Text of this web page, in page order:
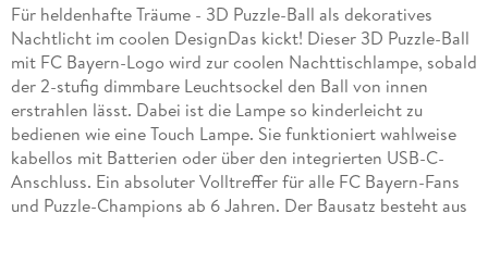
Für heldenhafte Träume - 3D Puzzle-Ball als dekoratives
Nachtlicht im coolen DesignDas kickt! Dieser 3D Puzzle-Ball
mit FC Bayern-Logo wird zur coolen Nachttischlampe, sobald
der 2-stufig dimmbare Leuchtsockel den Ball von innen
erstrahlen lässt. Dabei ist die Lampe so kinderleicht zu
bedienen wie eine Touch Lampe. Sie funktioniert wahlweise
kabellos mit Batterien oder über den integrierten USB-C-
Anschluss. Ein absoluter Volltreffer für alle FC Bayern-Fans
und Puzzle-Champions ab 6 Jahren. Der Bausatz besteht aus